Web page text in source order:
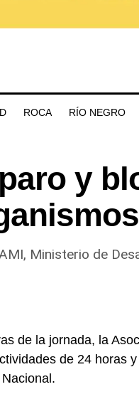
ROCA RÍO NEGRO
y
Ministerio de
de la jornada, la
de 24 horas